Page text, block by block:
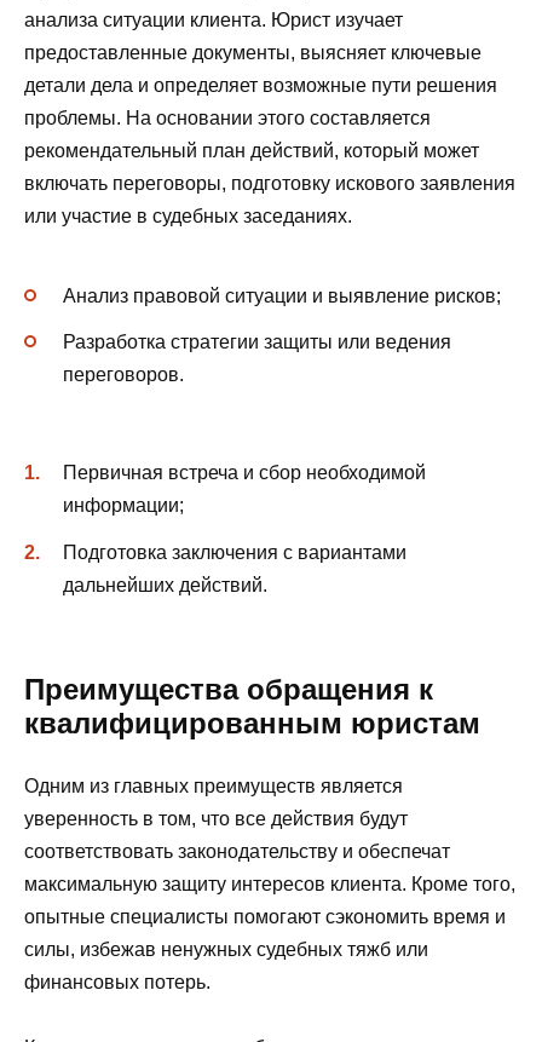
анализа ситуации клиента. Юрист изучает
предоставленные документы, выясняет ключевые
детали дела и определяет возможные пути решения
проблемы. На основании этого составляется
рекомендательный план действий, который может
включать переговоры, подготовку искового заявления
или участие в судебных заседаниях.
Анализ правовой ситуации и выявление рисков;
Разработка стратегии защиты или ведения
переговоров.
Первичная встреча и сбор необходимой
информации;
Подготовка заключения с вариантами
дальнейших действий.
Преимущества обращения к
квалифицированным юристам
Одним из главных преимуществ является
уверенность в том, что все действия будут
соответствовать законодательству и обеспечат
максимальную защиту интересов клиента. Кроме того,
опытные специалисты помогают сэкономить время и
силы, избежав ненужных судебных тяжб или
финансовых потерь.